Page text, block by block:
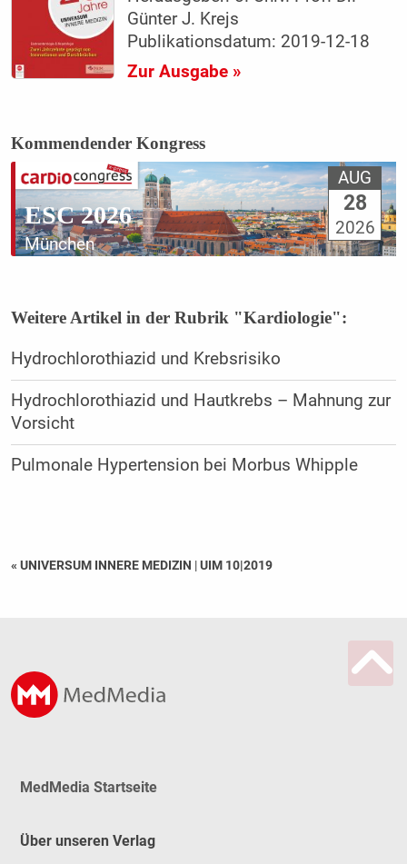
Günter J. Krejs
Publikationsdatum: 2019-12-18
Zur Ausgabe »
Kommendender Kongress
ESC 2026
München
AUG
28
2026
Weitere Artikel in der Rubrik "Kardiologie":
Hydrochlorothiazid und Krebsrisiko
Hydrochlorothiazid und Hautkrebs – Mahnung zur
Vorsicht
Pulmonale Hypertension bei Morbus Whipple
« UNIVERSUM INNERE MEDIZIN |UIM 10|2019
MedMedia Startseite
Über unseren Verlag